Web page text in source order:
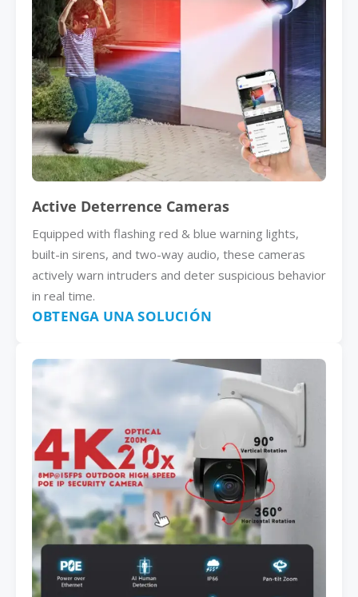
Active Deterrence Cameras
Equipped with flashing red & blue warning lights,
built-in sirens, and two-way audio, these cameras
actively warn intruders and deter suspicious behavior
in real time.
OBTENGA UNA SOLUCIÓN